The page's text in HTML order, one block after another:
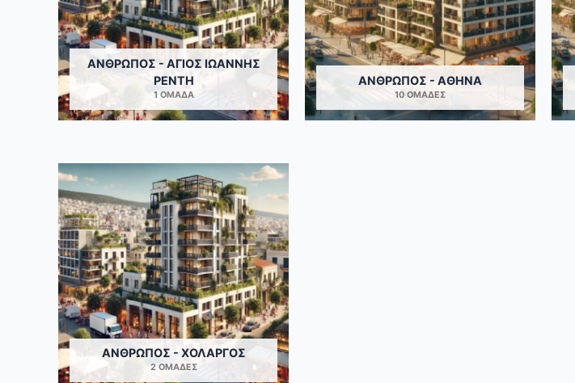
ΆΝΘΡΩΠΟΣ - ΆΓΙΟΣ ΙΩΆΝΝΗΣ
ΡΈΝΤΗ
1 ΟΜΆΔΑ
ΆΝΘΡΩΠΟΣ - ΑΘΉΝΑ
10 ΟΜΆΔΕΣ
ΆΝΘΡΩΠΟΣ - ΧΟΛΑΡΓΌΣ
2 ΟΜΆΔΕΣ